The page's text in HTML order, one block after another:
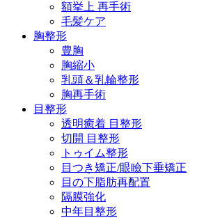
額挙上 再手術
毛髪ケア
胸整形
豊胸
胸縮小
乳頭＆乳輪整形
胸再手術
目整形
透明癒着 目整形
切開 目整形
トゥイム整形
目つき矯正/眼瞼下垂矯正
目の下脂肪再配置
隔膜強化
中年目整形